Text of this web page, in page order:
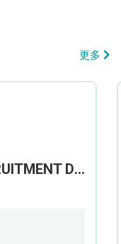
更多
THE REPULSE BAY RECRUITMENT DAY 淺水灣影灣園人才招聘會